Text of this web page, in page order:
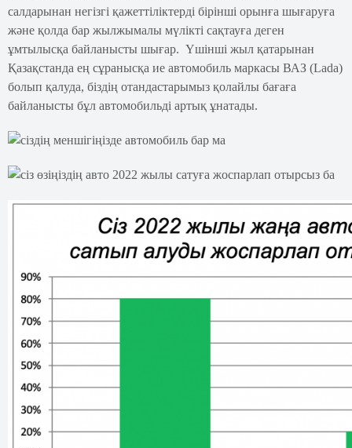
салдарынан негізгі қажеттіліктерді бірінші орынға шығаруға
және қолда бар жылжымалы мүлікті сақтауға деген
ұмтылысқа байланысты шығар. Үшінші жыл қатарынан
Қазақстанда ең сұранысқа ие автомобиль маркасы ВАЗ (Lada)
болып қалуда, біздің отандастарымыз қолайлы бағаға
байланысты бұл автомобильді артық ұнатады.